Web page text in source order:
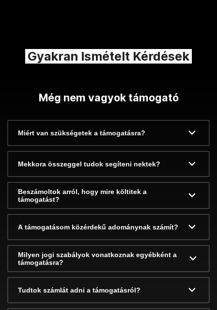
Gyakran Ismételt Kérdések
Még nem vagyok támogató
Miért van szükségetek a támogatásra?
Mekkora összeggel tudok segíteni nektek?
Beszámoltok arról, hogy mire költitek a
támogatást?
A támogatásom közérdekű adománynak számít?
Milyen jogi szabályok vonatkoznak egyébként a
támogatásra?
Tudtok számlát adni a támogatásról?